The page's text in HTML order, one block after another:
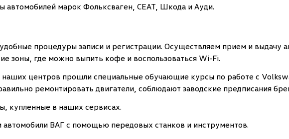
автомобилей марок Фольксваген, СЕАТ, Шкода и Ауди.
процедуры записи и регистрации. Осуществляем прием и выдачу
зоны, где можно выпить кофе и воспользоваться Wi-Fi.
центров прошли специальные обучающие курсы по работе с
ремонтировать двигатели, соблюдают заводские предписания
купленные в наших сервисах.
ВАГ с помощью передовых станков и инструментов.